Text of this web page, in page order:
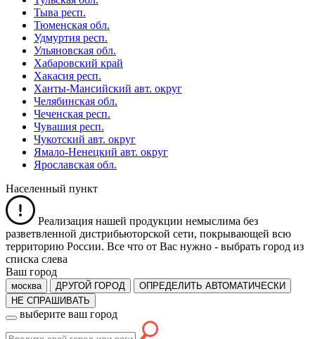
Тыва респ.
Тюменская обл.
Удмуртия респ.
Ульяновская обл.
Хабаровский край
Хакасия респ.
Ханты-Мансийский авт. округ
Челябинская обл.
Чеченская респ.
Чувашия респ.
Чукотский авт. округ
Ямало-Ненецкий авт. округ
Ярославская обл.
Населенный пункт
Реализация нашей продукции немыслима без
разветвленной дистрибьюторской сети, покрывающей всю
территорию России. Все что от Вас нужно - выбрать город из
списка слева
Ваш город
москва ДРУГОЙ ГОРОД
ОПРЕДЕЛИТЬ АВТОМАТИЧЕСКИ
НЕ СПРАШИВАТЬ
выберите ваш город